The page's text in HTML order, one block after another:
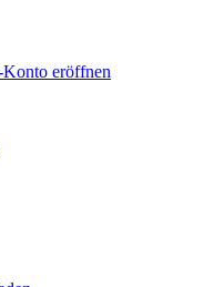
eröffnen